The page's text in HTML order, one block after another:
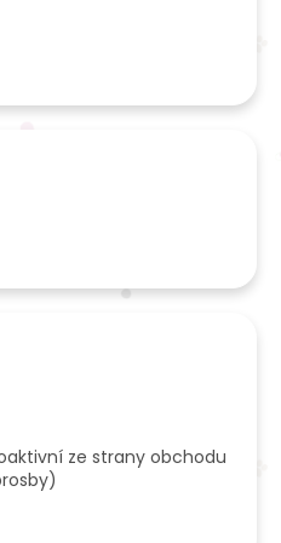
je 5 z 5 hvězdiček.
je 5 z 5 hvězdiček.
je 5 z 5 hvězdiček.
ze strany obchodu